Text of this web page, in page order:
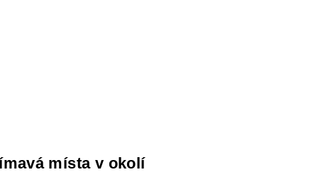
místa v okolí